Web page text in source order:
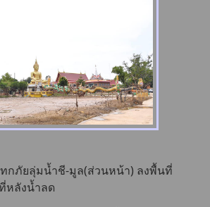
กภัยลุ่มน้ำชี-มูล(ส่วนหน้า) ลงพื้นที่
หลังน้ำลด